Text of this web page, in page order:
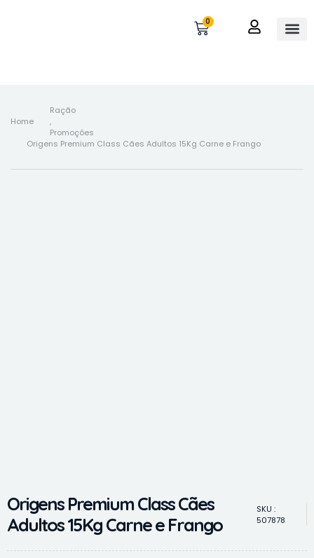
0
Home
Ração
,
Promoções
Origens Premium Class Cães Adultos 15Kg Carne e Frango
Origens Premium Class Cães
Adultos 15Kg Carne e Frango
SKU :
507878